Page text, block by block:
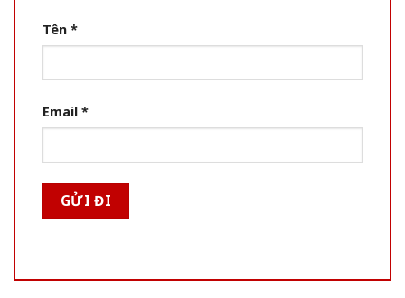
Tên *
Email *